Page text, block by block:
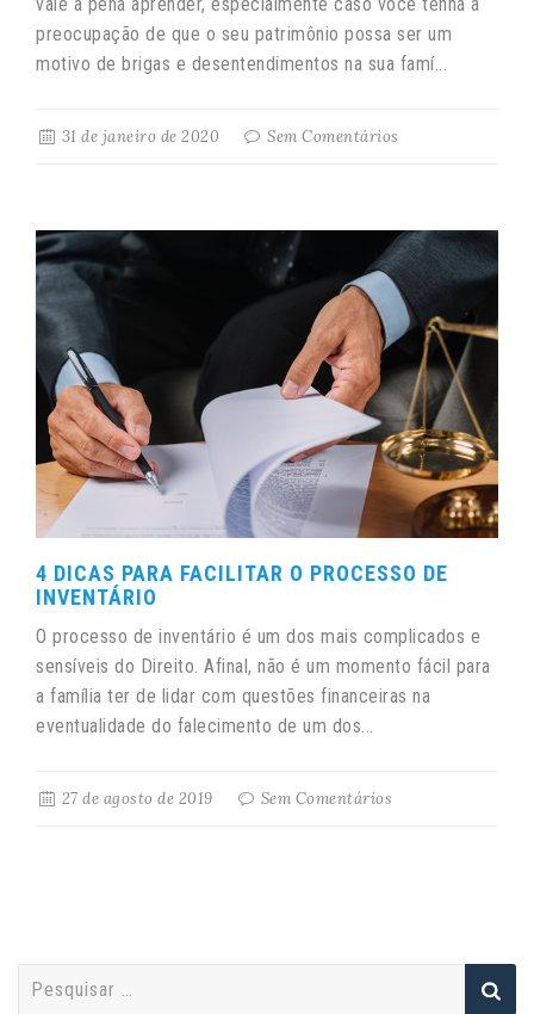
preocupação de que o seu patrimônio possa ser um
motivo de brigas e desentendimentos na sua famí...
31 de janeiro de 2020 Sem Comentários
4 DICAS PARA FACILITAR O PROCESSO DE
INVENTÁRIO
O processo de inventário é um dos mais complicados e
sensíveis do Direito. Afinal, não é um momento fácil para
a família ter de lidar com questões financeiras na
eventualidade do falecimento de um dos...
27 de agosto de 2019 Sem Comentários